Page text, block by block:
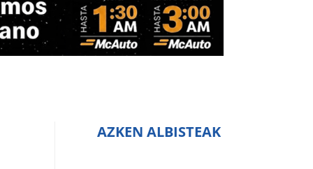
AZKEN ALBISTEAK